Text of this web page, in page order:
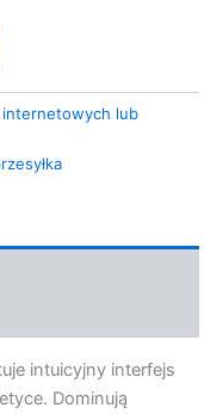
lub
intuicyjny interfejs
Dominują